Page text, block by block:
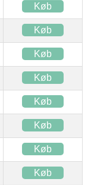
Køb
Køb
Køb
Køb
Køb
Køb
Køb
Køb